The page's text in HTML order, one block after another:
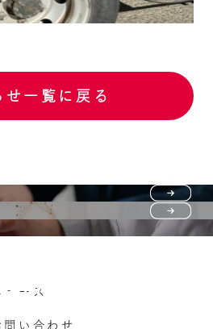
せ一覧に戻る
問
ュース
問い合わせ